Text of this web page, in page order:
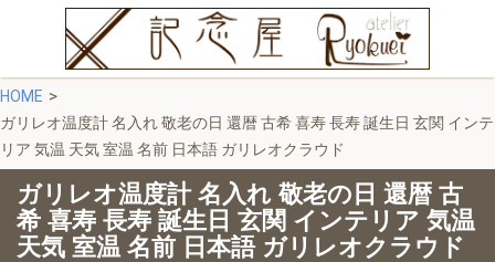
HOME
ガリレオ温度計 名入れ 敬老の日 還暦 古希 喜寿 長寿 誕生日 玄関 インテ
リア 気温 天気 室温 名前 日本語 ガリレオクラウド
ガリレオ温度計 名入れ 敬老の日 還暦 古
希 喜寿 長寿 誕生日 玄関 インテリア 気温
天気 室温 名前 日本語 ガリレオクラウド